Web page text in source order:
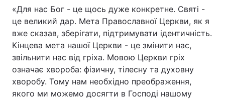
«Для нас Бог - це щось дуже конкретне. Святі -
це великий дар. Мета Православної Церкви, як я
вже сказав, зберігати, підтримувати ідентичність.
Кінцева мета нашої Церкви - це змінити нас,
звільнити нас від гріха. Мовою Церкви гріх
означає хвороба: фізичну, тілесну та духовну
хворобу. Тому нам необхідно преображення,
якого ми можемо досягти в Господі нашому